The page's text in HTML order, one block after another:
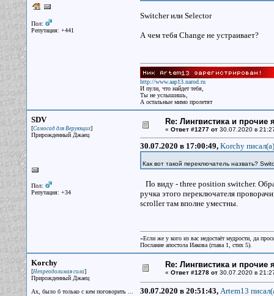
Пол:
Репутация: +441
Switcher или Selector
А чем тебя Change не устраивает?
http://www.aap13.narod.ru
И пули, что найдет тебя,
Ты не услышишь,
А остальные мимо пролетят
SDV
[Самосад для Верующих]
Прирожденный Джаец
Пол:
Репутация: +34
Re: Лингвистика и прочие
« Ответ #1277 от30.07.2020 в
30.07.2020 в 17:00:49, Korchy писал(a)
Как вот такой переключатель назвать?
По виду - three position switcher.
ручка этого переключателя
scroller там вполне уместны.
«Если же у кого из вас недостаёт мудрости, да
Послание апостола Иакова (глава 1, стих 5).
Korchy
[Непреодолимая сила]
Прирожденный Джаец
Ах, было б только с кем поговорить ...
Re: Лингвистика и прочие
« Ответ #1278 от30.07.2020 в
30.07.2020 в 20:51:43, Artem13